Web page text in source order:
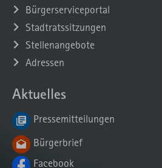
Bürgerserviceportal
Stadtratssitzungen
Stellenangebote
Adressen
Aktuelles
Pressemitteilungen
Bürgerbrief
Facebook